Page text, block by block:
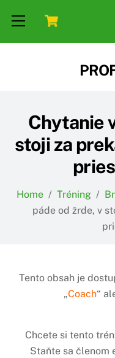
Menu
Chytanie
stoji za
Home / Tréning /
páde od žrde, v
Tento obsah je
„Coach“
Chcete si tento
Staňte sa členom